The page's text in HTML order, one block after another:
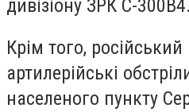
дивізіону ЗРК С-300В4.
Крім того,
артилерійські
населеного пункту